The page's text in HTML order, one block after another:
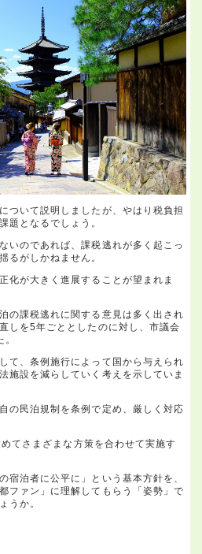
ついて説明しましたが、やはり税負担
題となるでしょう。
いのであれば、課税逃れが多く起こっ
るがしかねません。
化が大きく進展することが望まれま
の課税逃れに関する意見は多く出され
しを5年ごととしたのに対し、市議会
て、条例施行によって国から与えられ
施設を減らしていく考えを示していま
の民泊規制を条例で定め、厳しく対応
てさまざまな方策を合わせて実施す
宿泊者に公平に」という基本方針を、
ファン」に理解してもらう「姿勢」で
うか。